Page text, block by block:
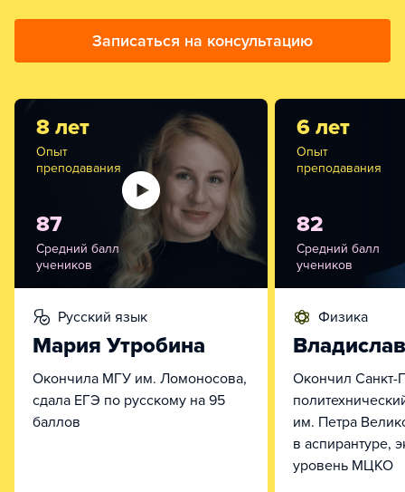
Записаться на консультацию
8 лет
Опыт
преподавания
87
Средний балл
учеников
русский язык
Мария Утробина
Окончила МГУ им. Ломоносова,
сдала ЕГЭ по русскому на 95
баллов
6 лет
Опыт
преподавания
82
Средний балл
учеников
физика
Окончил Санкт-
им. Петра
в аспирантуре,
уровень МЦКО